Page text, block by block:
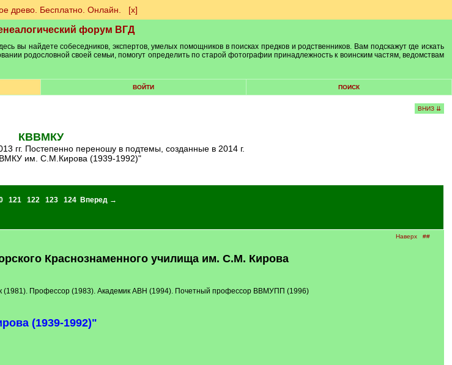
древо. Бесплатно. Онлайн. [х]
форум ВГД
вы найдете собеседников, экспертов, умелых помощников в поисках предков и родственников. Вам подскажут где искать
родословной своей семьи, помогут определить по старой фотографии принадлежность к воинским частям, ведомствам
ВОЙТИ ПОИСК
ВНИЗ ⇊
КВВМКУ
гг. Постепенно переношу в подтемы, созданные в 2014 г.
им. С.М.Кирова (1939-1992)"
121 122 123 124
Вперед →
Наверх ##
Краснознаменного училища им. С.М. Кирова
(1981). Профессор (1983). Академик АВН (1994). Почетный профессор ВВМУПП (1996)
(1939-1992)"